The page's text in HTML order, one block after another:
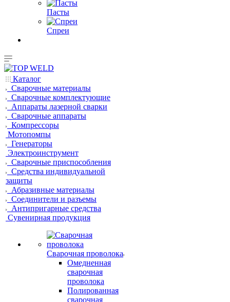
Пасты
Спреи
Каталог
Сварочные материалы
Сварочные комплектующие
Аппараты лазерной сварки
Сварочные аппараты
Компрессоры
Мотопомпы
Генераторы
Электроинструмент
Сварочные приспособления
Средства индивидуальной
защиты
Абразивные материалы
Соединители и разъемы
Антипригарные средства
Сувенирная продукция
Сварочная проволока
Омедненная
сварочная
проволока
Полированная
сварочная